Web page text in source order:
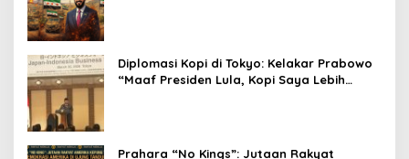
Diplomasi Kopi di Tokyo: Kelakar Prabowo
“Maaf Presiden Lula, Kopi Saya Lebih
Prahara “No Kings”: Jutaan Rakyat